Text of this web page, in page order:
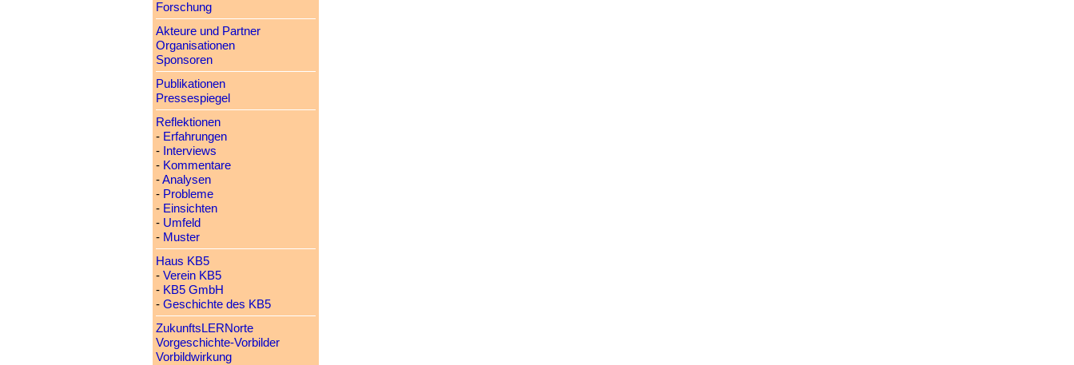
Forschung
Akteure und Partner
Organisationen
Sponsoren
Publikationen
Pressespiegel
Reflektionen
- Erfahrungen
- Interviews
- Kommentare
-Analysen
- Probleme
- Einsichten
- Umfeld
- Muster
Haus KB5
- Verein KB5
- KB5 GmbH
- Geschichte des KB5
ZukunftsLERNorte
Vorgeschichte-Vorbilder
Vorbildwirkung